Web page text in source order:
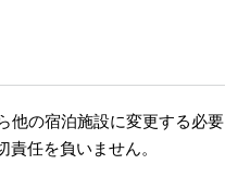
他の宿泊施設に変更する必要
任を負いません。